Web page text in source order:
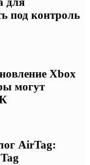
под контроль
Xbox
могут
AirTag: